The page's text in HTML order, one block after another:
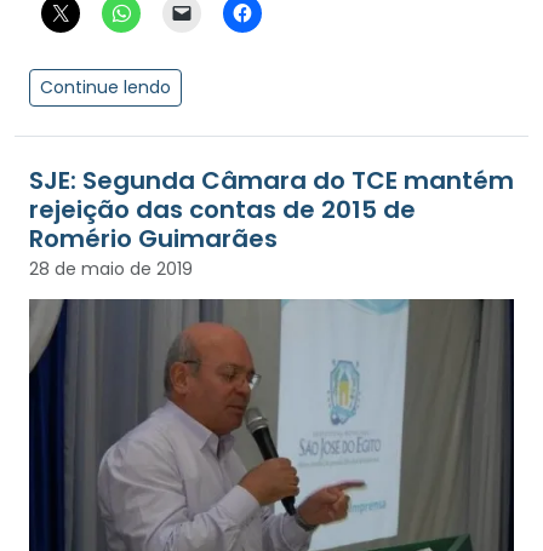
Continue lendo
SJE: Segunda Câmara do TCE mantém
rejeição das contas de 2015 de
Romério Guimarães
28 de maio de 2019